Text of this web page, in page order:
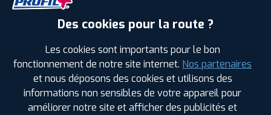
VENTUS ION S X
255/45 R 20 105Y
Été
ⓘ A A A 68
Des cookies pour la route ?
Les cookies sont importants pour le bon
fonctionnement de notre site internet. Nos partenaires
et nous déposons des cookies et utilisons des
informations non sensibles de votre appareil pour
améliorer notre site et afficher des publicités et